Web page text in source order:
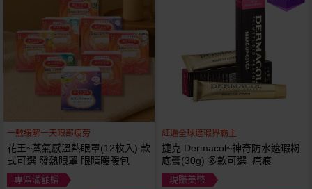
一敷缓解一天眼部疲劳
花王~蒸氣感溫熱眼罩(12枚入) 款
式可選 發熱眼罩 眼睛暖暖包
專區滿額贈
紅遍全球遮瑕界霸主
捷克 Dermacol~神奇防水遮瑕粉
底膏(30g) 多款可選 疤痕
現賺美幣